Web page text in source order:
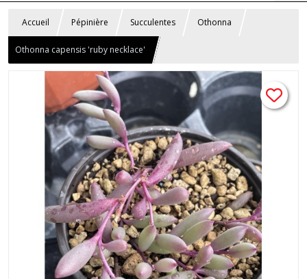
Accueil Pépinière Succulentes Othonna
Othonna capensis 'ruby necklace'